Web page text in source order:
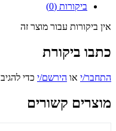
ביקורות (0)
אין ביקורות עבור מוצר זה
כתבו ביקורת
התחבר/י או הירשם/י כדי להגיב
מוצרים קשורים